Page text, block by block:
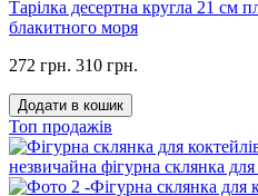
Тарілка десертна кругла 21 см
блакитного моря
272 грн. 310 грн.
Додати в кошик
Топ продажів